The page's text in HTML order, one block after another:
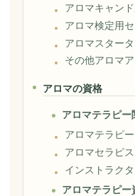
アロマキャン
アロマ検定用セ
アロマスター
その他アロマ
アロマの資格
アロマテラピー
アロマテラピ
アロマセラピス
インストラク
アロマテラピー